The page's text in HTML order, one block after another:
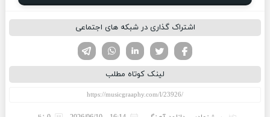
اشتراک گذاری در شبکه های اجتماعی
لینکدین تویتر
فیسوک
لینک کوتاه مطلب